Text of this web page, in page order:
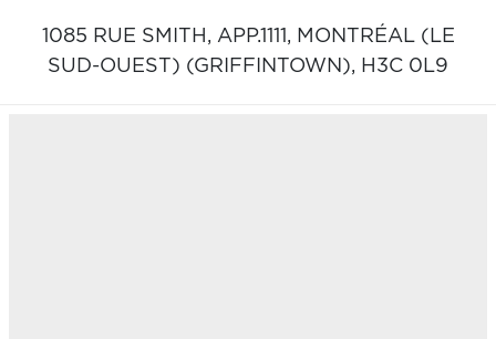
1085 RUE SMITH, APP.1111, MONTRÉAL (LE
SUD-OUEST) (GRIFFINTOWN), H3C 0L9